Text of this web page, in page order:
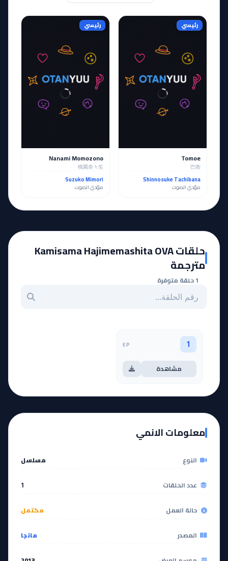
رئيسي
Tomoe
巴衛
Shinnosuke Tachibana
مؤدي الصوت
رئيسي
Nanami Momozono
桃園奈々生
Suzuko Mimori
مؤدي الصوت
حلقات Kamisama Hajimemashita OVA
مترجمة
1 حلقة متوفرة
بحث عن حلقة بالرقم
1
EP
مشاهدة
معلومات الانمي
النوع مسلسل
عدد الحلقات 1
حالة العمل مكتمل
المصدر مانجا